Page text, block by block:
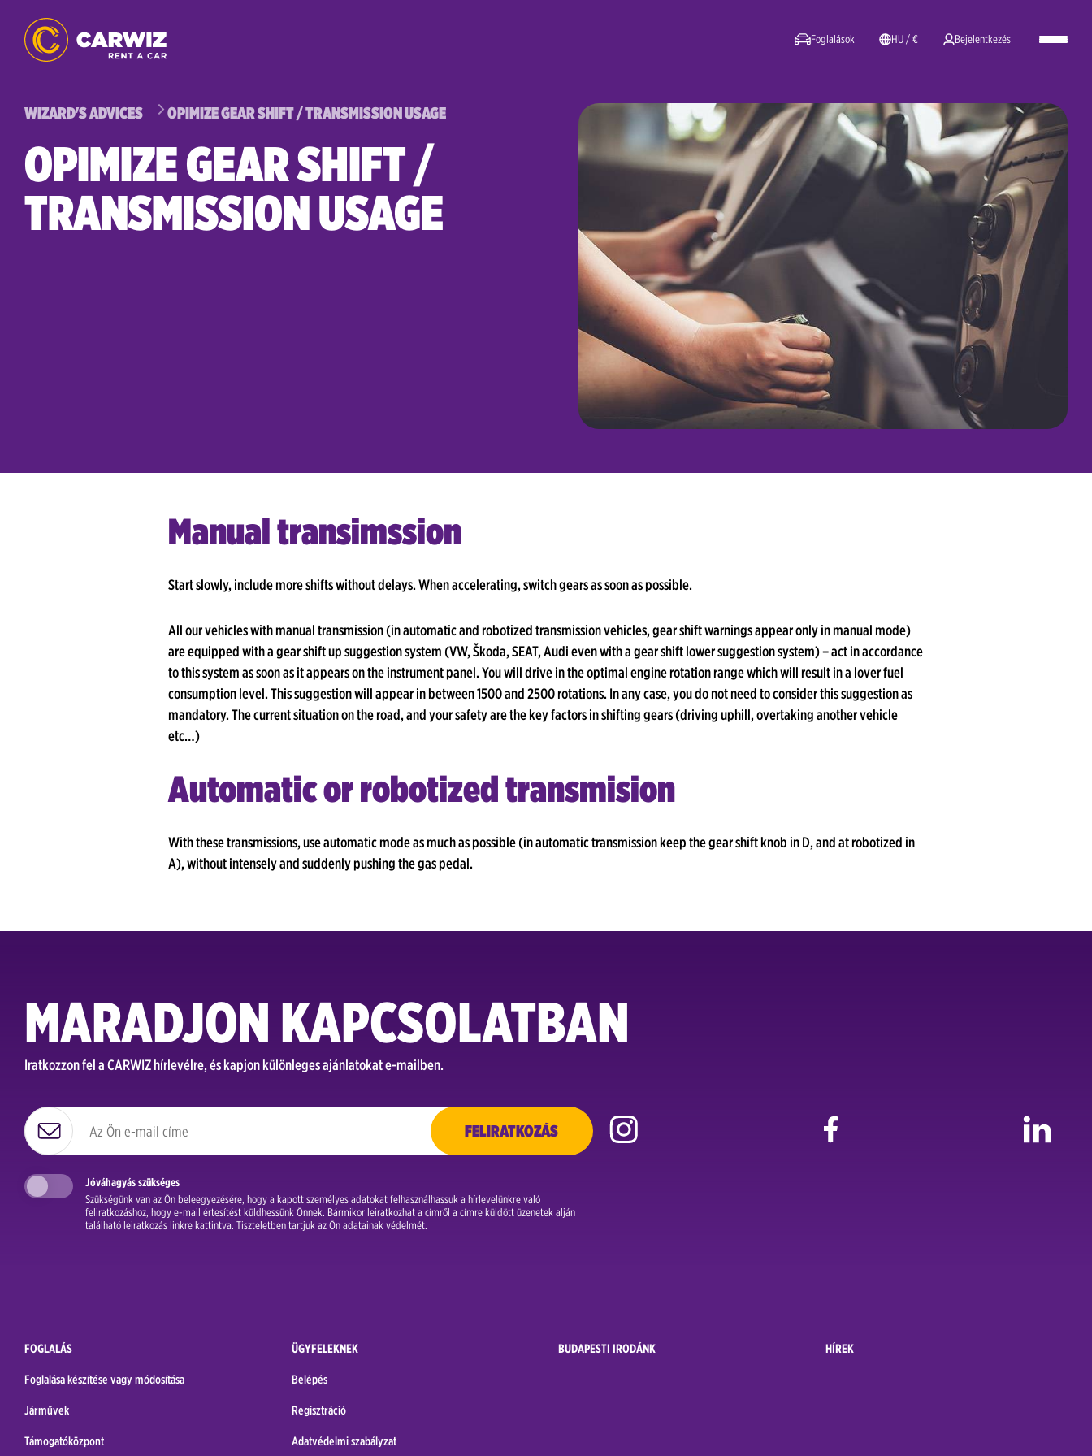
Foglalások HU / € Bejelentkezés
WIZARD'S ADVICES OPIMIZE GEAR SHIFT / TRANSMISSION USAGE
OPIMIZE GEAR SHIFT /
TRANSMISSION USAGE
Manual transimssion
Start slowly, include more shifts without delays. When accelerating, switch gears as soon as possible.
All our vehicles with manual transmission (in automatic and robotized transmission vehicles, gear shift warnings appear only in manual mode)
are equipped with a gear shift up suggestion system (VW, Škoda, SEAT, Audi even with a gear shift lower suggestion system) – act in accordance
to this system as soon as it appears on the instrument panel. You will drive in the optimal engine rotation range which will result in a lover fuel
consumption level. This suggestion will appear in between 1500 and 2500 rotations. In any case, you do not need to consider this suggestion as
mandatory. The current situation on the road, and your safety are the key factors in shifting gears (driving uphill, overtaking another vehicle
etc…)
Automatic or robotized transmision
With these transmissions, use automatic mode as much as possible (in automatic transmission keep the gear shift knob in D, and at robotized in
A), without intensely and suddenly pushing the gas pedal.
MARADJON KAPCSOLATBAN
Iratkozzon fel a CARWIZ hírlevélre, és kapjon különleges ajánlatokat e-mailben.
FELIRATKOZÁS
Jóváhagyás szükséges
Szükségünk van az Ön beleegyezésére, hogy a kapott személyes adatokat felhasználhassuk a hírlevelünkre való
feliratkozáshoz, hogy e-mail értesítést küldhessünk Önnek. Bármikor leiratkozhat a címről a címre küldött üzenetek alján
található leiratkozás linkre kattintva. Tiszteletben tartjuk az Ön adatainak védelmét.
FOGLALÁS
Foglalása készítése vagy módosítása
Járművek
Támogatóközpont
ÜGYFELEKNEK
Belépés
Regisztráció
Adatvédelmi szabályzat
BUDAPESTI IRODÁNK HÍREK